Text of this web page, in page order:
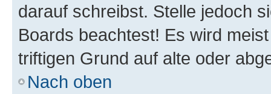
darauf schreibst. Stelle jedoch
Boards beachtest! Es wird
triftigen Grund auf alte oder
Nach oben